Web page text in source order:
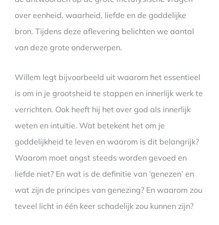
over eenheid, waarheid, liefde en de goddelijke
bron. Tijdens deze aflevering belichten we aantal
van deze grote onderwerpen.
Willem legt bijvoorbeeld uit waarom het essentieel
is om in je grootsheid te stappen en innerlijk werk te
verrichten. Ook heeft hij het over god als innerlijk
weten en intuïtie. Wat betekent het om je
goddelijkheid te leven en waarom is dit belangrijk?
Waarom moet angst steeds worden gevoed en
liefde niet? En wat is de definitie van ‘genezen’ en
wat zijn de principes van genezing? En waarom zou
teveel licht in één keer schadelijk zou kunnen zijn?